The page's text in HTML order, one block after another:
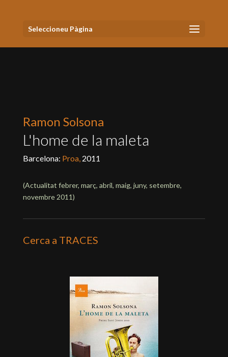
Seleccioneu Pàgina
Ramon Solsona
L'home de la maleta
Barcelona: Proa, 2011
(Actualitat febrer, març, abril, maig, juny, setembre,
novembre 2011)
Cerca a TRACES